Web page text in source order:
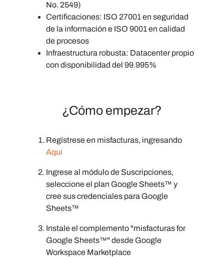
No. 2549)
Certificaciones: ISO 27001 en seguridad
de la información e ISO 9001 en calidad
de procesos
Infraestructura robusta: Datacenter propio
con disponibilidad del 99.995%
¿Cómo empezar?
Regístrese en misfacturas, ingresando
Aquí
Ingrese al módulo de Suscripciones,
seleccione el plan Google Sheets™ y
cree sus credenciales para Google
Sheets™
Instale el complemento "misfacturas for
Google Sheets™" desde Google
Workspace Marketplace